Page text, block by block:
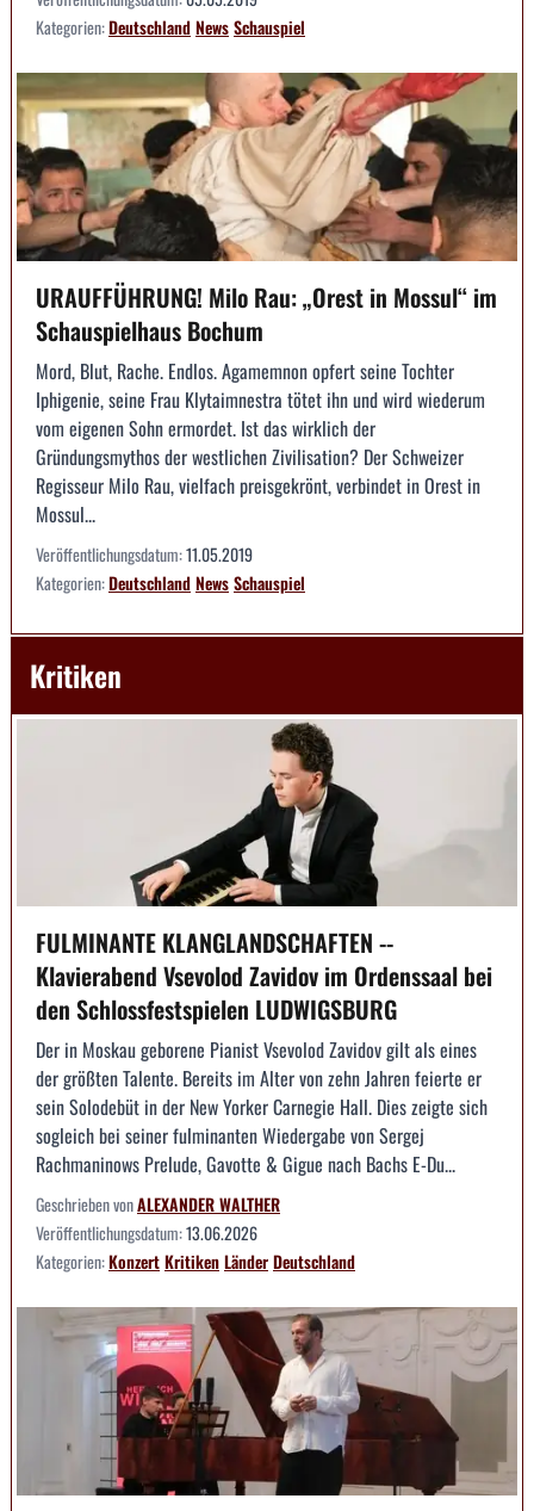
Kategorien:DeutschlandNewsSchauspiel
URAUFFÜHRUNG! Milo Rau: „Orest in Mossul“ im
Schauspielhaus Bochum
Mord, Blut, Rache. Endlos. Agamemnon opfert seine Tochter
Iphigenie, seine Frau Klytaimnestra tötet ihn und wird wiederum
vom eigenen Sohn ermordet. Ist das wirklich der
Gründungsmythos der westlichen Zivilisation? Der Schweizer
Regisseur Milo Rau, vielfach preisgekrönt, verbindet in Orest in
Mossul...
Veröffentlichungsdatum:11.05.2019
Kategorien:DeutschlandNewsSchauspiel
Kritiken
FULMINANTE KLANGLANDSCHAFTEN --
Klavierabend Vsevolod Zavidov im Ordenssaal bei
den Schlossfestspielen LUDWIGSBURG
Der in Moskau geborene Pianist Vsevolod Zavidov gilt als eines
der größten Talente. Bereits im Alter von zehn Jahren feierte er
sein Solodebüt in der New Yorker Carnegie Hall. Dies zeigte sich
sogleich bei seiner fulminanten Wiedergabe von Sergej
Rachmaninows Prelude, Gavotte & Gigue nach Bachs E-Du...
Geschrieben vonALEXANDER WALTHER
Veröffentlichungsdatum:13.06.2026
Kategorien:KonzertKritikenLänderDeutschland